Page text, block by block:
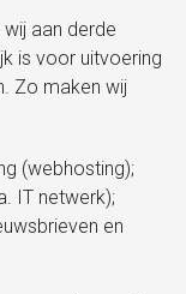
aan derde
is voor uitvoering
Zo maken wij
(webhosting);
IT netwerk);
en